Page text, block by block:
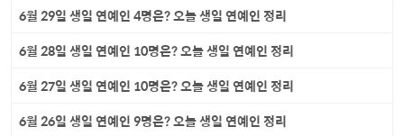
6월 29일 생일 연예인 4명은? 오늘 생일 연예인 정리
6월 28일 생일 연예인 10명은? 오늘 생일 연예인 정리
6월 27일 생일 연예인 10명은? 오늘 생일 연예인 정리
6월 26일 생일 연예인 9명은? 오늘 생일 연예인 정리